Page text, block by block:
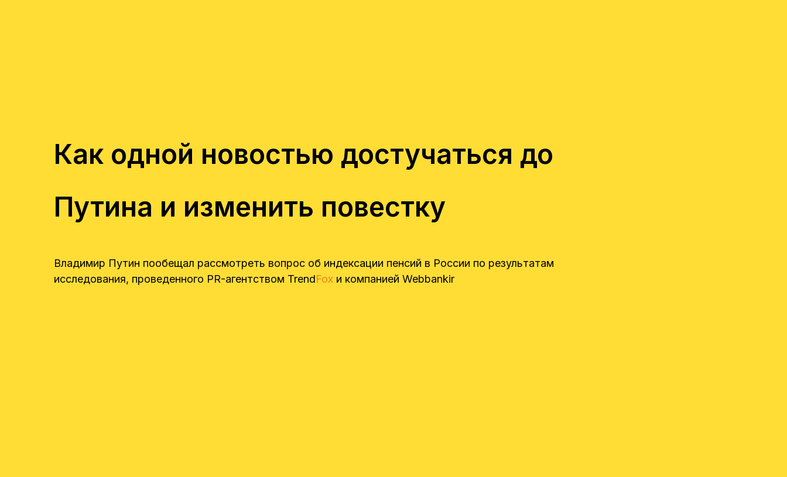
Как одной новостью достучаться до
Путина и изменить повестку
Владимир Путин пообещал рассмотреть вопрос об индексации пенсий в России по результатам
исследования, проведенного PR-агентством TrendFox и компанией Webbankir